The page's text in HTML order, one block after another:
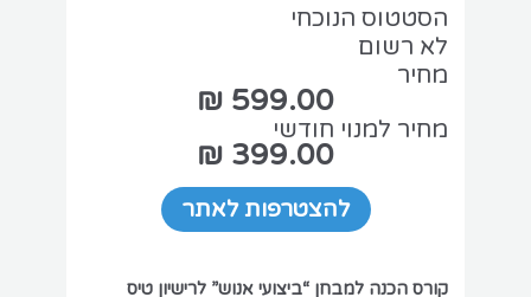
הסטטוס הנוכחי
לא רשום
מחיר
מחיר למנוי חודשי
399.00 ₪
להצטרפות לאתר
קורס הכנה למבחן “ביצועי אנוש” לרישיון טיס